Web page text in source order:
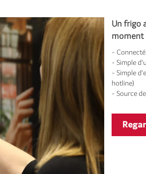
Un frigo
moment
-
- Simple
- Simple
hotline)
- Source